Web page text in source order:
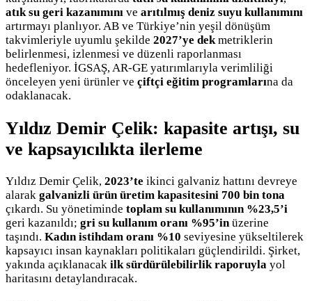
atık su geri kazanımını ve arıtılmış deniz suyu kullanımını
artırmayı planlıyor. AB ve Türkiye’nin yeşil dönüşüm
takvimleriyle uyumlu şekilde 2027’ye dekmetriklerin
belirlenmesi, izlenmesi ve düzenli raporlanması
hedefleniyor. İGSAŞ, AR-GE yatırımlarıyla verimliliği
önceleyen yeni ürünler ve çiftçi eğitim programlarına da
odaklanacak.
Yıldız Demir Çelik: kapasite artışı, su
ve kapsayıcılıkta ilerleme
Yıldız Demir Çelik, 2023’te ikinci galvaniz hattını devreye
alarak galvanizli ürün üretim kapasitesini 700 bin tona
çıkardı. Su yönetiminde toplam su kullanımının %23,5’i
geri kazanıldı; gri su kullanım oranı %95’in üzerine
taşındı. Kadın istihdam oranı %10 seviyesine yükseltilerek
kapsayıcı insan kaynakları politikaları güçlendirildi. Şirket,
yakında açıklanacak ilk sürdürülebilirlik raporuyla yol
haritasını detaylandıracak.